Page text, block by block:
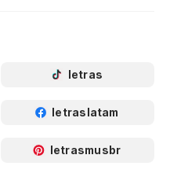
letras
letraslatam
letrasmusbr